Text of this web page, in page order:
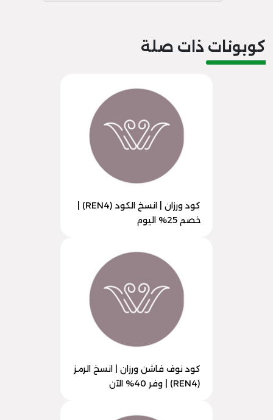
كوبونات ذات صلة
كود ورزان | انسخ الكود (REN4) |
خصم 25% اليوم
كود نوف فاشن ورزان | انسخ الرمز
(REN4) | وفر 40% الآن